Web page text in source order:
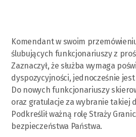
Komendant w swoim
ślubujących funkcjonariuszy z
Zaznaczył, że służba wymaga
dyspozycyjności, jednocześnie
Do nowych funkcjonariuszy
oraz gratulacje za wybranie takiej
Podkreślił ważną rolę Straży
bezpieczeństwa Państwa.